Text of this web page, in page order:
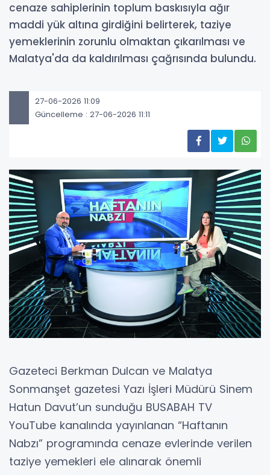
cenaze sahiplerinin toplum baskısıyla ağır
maddi yük altına girdiğini belirterek, taziye
yemeklerinin zorunlu olmaktan çıkarılması ve
Malatya'da da kaldırılması çağrısında bulundu.
27-06-2026 11:09
Güncelleme : 27-06-2026 11:11
Gazeteci Berkman Dulcan ve Malatya
Sonmanşet gazetesi Yazı İşleri Müdürü Sinem
Hatun Davut’un sunduğu BUSABAH TV
YouTube kanalında yayınlanan “Haftanın
Nabzı” programında cenaze evlerinde verilen
taziye yemekleri ele alınarak önemli